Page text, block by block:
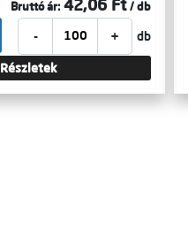
Bruttó ár: 42,06 Ft / db
- + db
Részletek